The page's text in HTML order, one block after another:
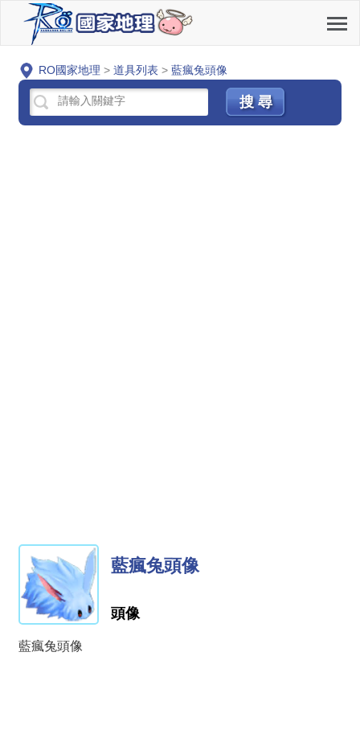
RO國家地理 > 道具列表 > 藍瘋兔頭像
藍瘋兔頭像
頭像
藍瘋兔頭像